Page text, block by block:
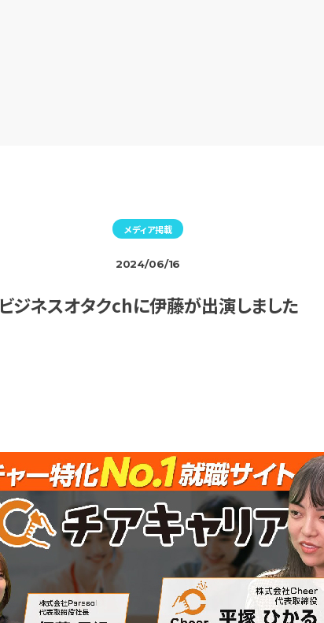
メディア掲載
2024/06/16
ビジネスオタクchに伊藤が出演しました